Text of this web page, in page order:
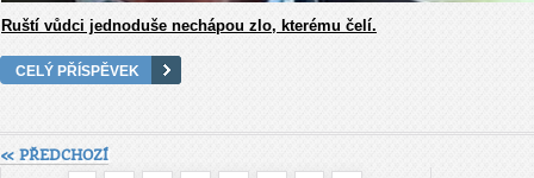
Ruští vůdci jednoduše nechápou zlo, kterému čelí.
CELÝ PŘÍSPĚVEK
« PŘEDCHOZÍ